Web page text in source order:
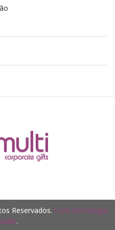
Reservados. Com tecnologia
.